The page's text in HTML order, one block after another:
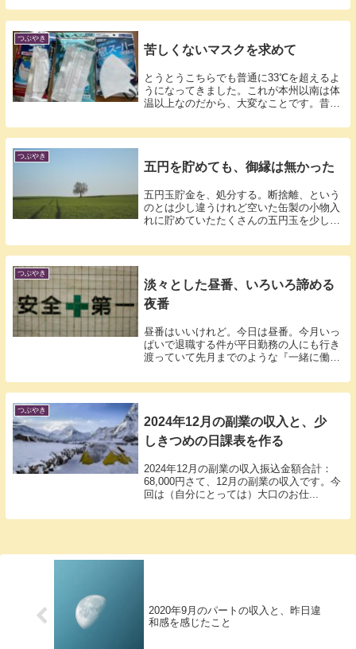
つぶやき
苦しくないマスクを求めて
とうとうこちらでも普通に33℃を超えるよ
うになってきました。これが本州以南は体
温以上なのだから、大変なことです。昔は
つぶやき
五円を貯めても、御縁は無かった
五円玉貯金を、処分する。断捨離、という
のとは少し違うけれど空いた缶製の小物入
れに貯めていたたくさんの五円玉を少しず
つぶやき
淡々とした昼番、いろいろ諦める
夜番
昼番はいいけれど。今日は昼番。今月いっ
ぱいで退職する件が平日勤務の人にも行き
渡っていて先月までのような『一緒に働く
つぶやき
2024年12月の副業の収入と、少
しきつめの日課表を作る
2024年12月の副業の収入振込金額合計：
68,000円さて、12月の副業の収入です。今
回は（自分にとっては）大口のお仕...
2020年9月のパートの収入と、昨日違
和感を感じたこと